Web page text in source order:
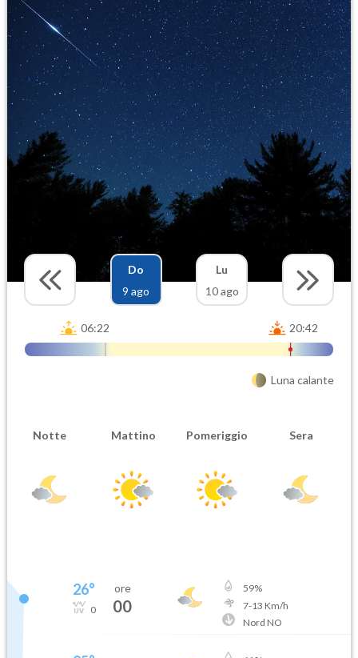
Do
9 ago
Lu
10 ago
06:22 20:42
Luna calante
Notte Mattino Pomeriggio Sera
26°
0
ore
00
59%
7-13 Km/h
Nord NO